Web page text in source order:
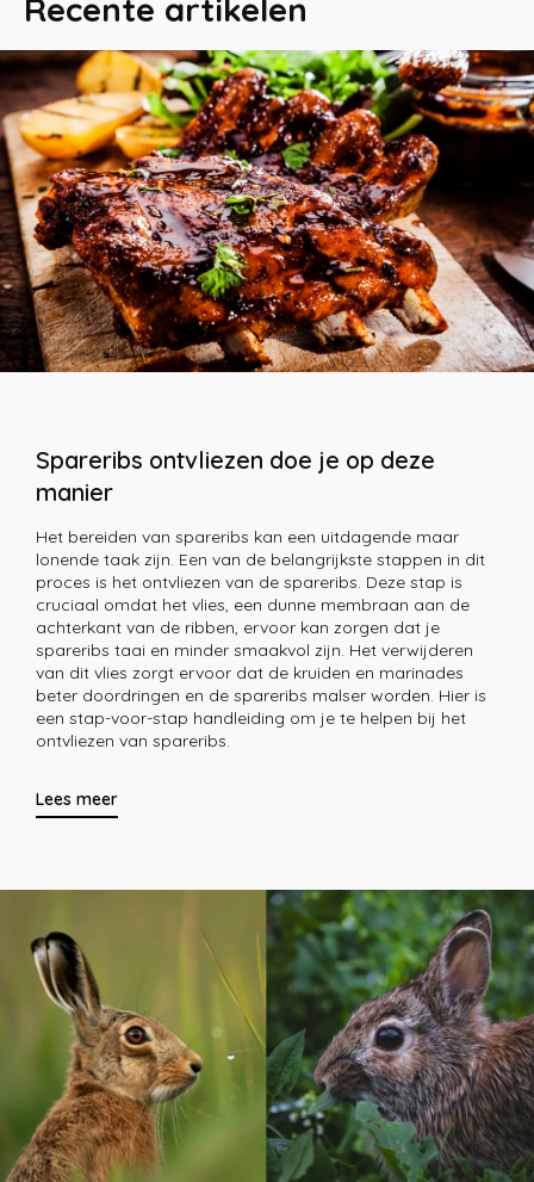
Recente artikelen
Spareribs ontvliezen doe je op deze
manier
Het bereiden van spareribs kan een uitdagende maar
lonende taak zijn. Een van de belangrijkste stappen in dit
proces is het ontvliezen van de spareribs. Deze stap is
cruciaal omdat het vlies, een dunne membraan aan de
achterkant van de ribben, ervoor kan zorgen dat je
spareribs taai en minder smaakvol zijn. Het verwijderen
van dit vlies zorgt ervoor dat de kruiden en marinades
beter doordringen en de spareribs malser worden. Hier is
een stap-voor-stap handleiding om je te helpen bij het
ontvliezen van spareribs.
Lees meer